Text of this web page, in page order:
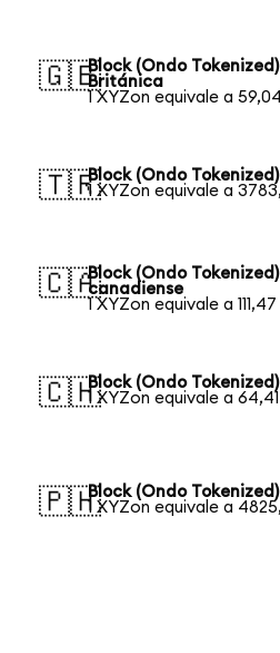
🇬🇧Block (Ondo
Británica
1 XYZon equivale a
🇹🇷Block (Ondo
1 XYZon equivale a
🇨🇦Block (Ondo
canadiense
1 XYZon equivale a 111,47
🇨🇭Block (Ondo
1 XYZon equivale a
🇵🇭Block (Ondo
1 XYZon equivale a